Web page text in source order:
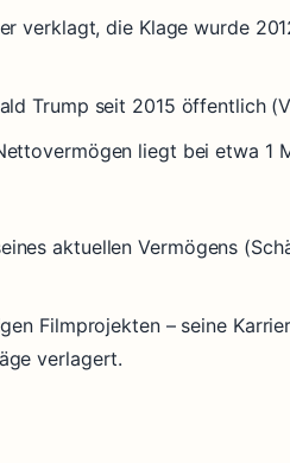
verklagt, die Klage wurde
Trump seit 2015 öffentlich
liegt bei etwa 1
aktuellen Vermögens
Filmprojekten – seine
verlagert.